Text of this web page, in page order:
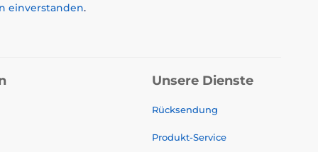
einverstanden.
Unsere Dienste
Rücksendung
Produkt-Service